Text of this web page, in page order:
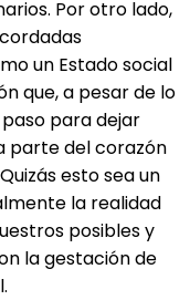
Por otro lado,
un Estado social
que, a pesar de lo
para dejar
parte del corazón
esto sea un
la realidad
posibles y
la gestación de